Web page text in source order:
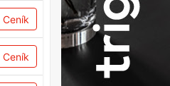
Ceník
Ceník